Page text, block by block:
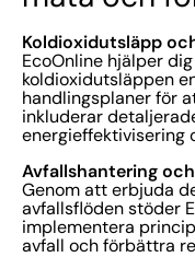
Koldioxidutsläpp
EcoOnline hjälper
koldioxidutsläppen
handlingsplaner för
inkluderar
energieffektivisering
Avfallshantering
Genom att erbjuda
avfallsflöden stöder
implementera
avfall och förbättra